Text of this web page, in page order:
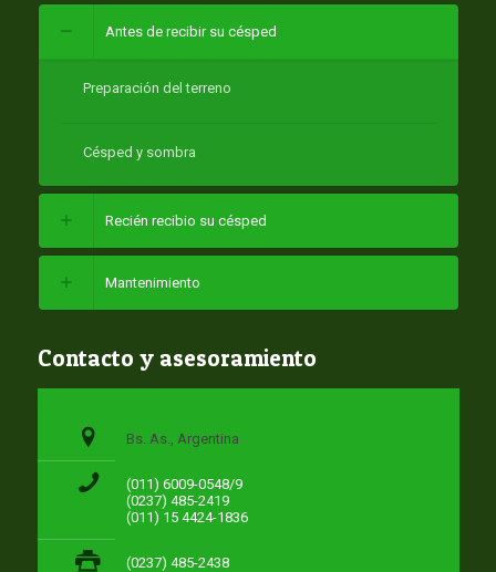
Antes de recibir su césped
Preparación del terreno
Césped y sombra
Recién recibio su césped
Mantenimiento
Contacto y asesoramiento
Bs. As., Argentina
(011) 6009-0548/9
(0237) 485-2419
(011) 15 4424-1836
(0237) 485-2438